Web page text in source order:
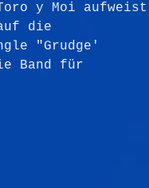
y Moi aufweist
die
"Grudge'
Band für